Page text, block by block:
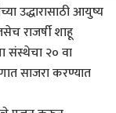
उद्धारासाठी आयुष्य
राजर्षी शाहू
संस्थेचा २० वा
साजरा करण्यात